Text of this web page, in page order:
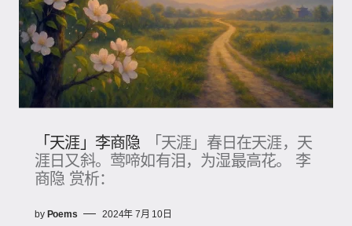
「天涯」李商隐
「天涯」春日在天涯，天
涯日又斜。莺啼如有泪，为湿最高花。 李
商隐 赏析：
by Poems 2024年 7月 10日